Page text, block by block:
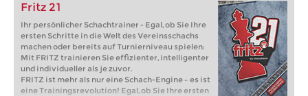
Fritz 21
Ihr persönlicher Schachtrainer - Egal, ob Sie Ihre
ersten Schritte in die Welt des Vereinsschachs
machen oder bereits auf Turnierniveau spielen:
Mit FRITZ trainieren Sie effizienter, intelligenter
und individueller als je zuvor.
FRITZ ist mehr als nur eine Schach-Engine – es ist
eine Trainingsrevolution! Egal, ob Sie Ihre ersten